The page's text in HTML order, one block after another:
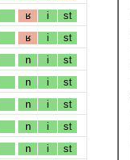
ʁ i st
ʁ i st
n i st
n i st
n i st
n i st
n i st